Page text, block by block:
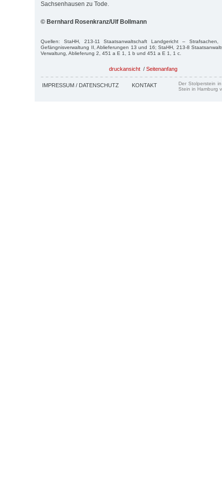
Sachsenhausen zu Tode.
© Bernhard Rosenkranz/Ulf Bollmann
Quellen: StaHH, 213-11 Staatsanwaltschaft Landgericht –
Gefängnisverwaltung II, Ablieferungen 13 und 16; StaHH, 213-8
Verwaltung, Ablieferung 2, 451 a E 1, 1 b und 451 a E 1, 1 c.
druckansicht / Seitenanfang
IMPRESSUM / DATENSCHUTZ KONTAKT
Der Stolperstein
Stein in Hamburg